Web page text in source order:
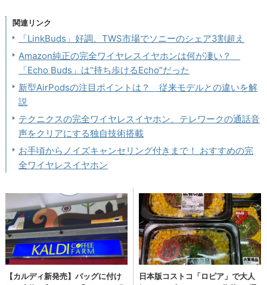
関連リンク
「LinkBuds」好調、TWS市場でソニーのシェア3割超え
Amazon純正の完全ワイヤレスイヤホンは何が凄い？
「Echo Buds」は“持ち歩けるEcho”だった
新型AirPodsの注目ポイントは？ 従来モデルとの違いを解
説
テクニクスの完全ワイヤレスイヤホン、テレワークの通話音
声をクリアにする独自技術搭載
お手頃からノイズキャンセリング付きまで！ おすすめの完
全ワイヤレスイヤホン